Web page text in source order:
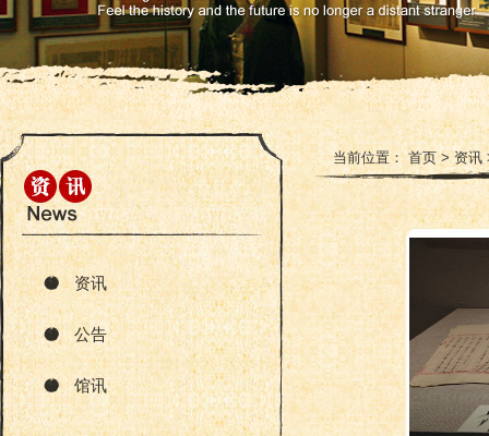
资讯
公告
馆讯
当前位置：首页>资讯